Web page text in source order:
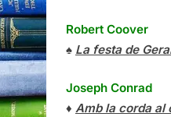
Robert Coover
♠ La festa de
Joseph Conrad
♦ Amb la corda al